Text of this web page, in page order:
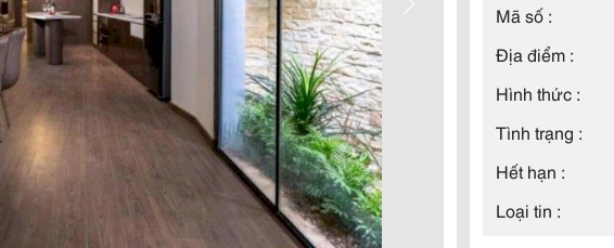
Mã số :
Địa điểm :
Hình thức :
Tình trạng :
Hết hạn :
Loại tin :